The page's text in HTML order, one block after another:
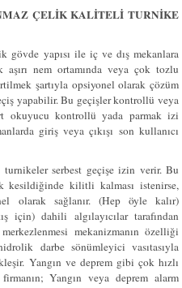
ÇELİK KALİTELİ TURNİKE
gövde yapısı ile iç ve dış mekanlara
nem ortamında veya çok tozlu
şartıyla opsiyonel olarak çözüm
yapabilir. Bu geçişler kontrollü veya
okuyucu kontrollü yada parmak izi
giriş veya çıkışı son kullanıcı
serbest geçişe izin verir. Bu
kesildiğinde kilitli kalması istenirse,
olarak sağlanır. (Hep öyle kalır)
için) dahili algılayıcılar tarafından
mekanizmanın özelliği
darbe sönümleyici vasıtasıyla
Yangın ve deprem gibi çok hızlı
Yangın veya deprem alarm